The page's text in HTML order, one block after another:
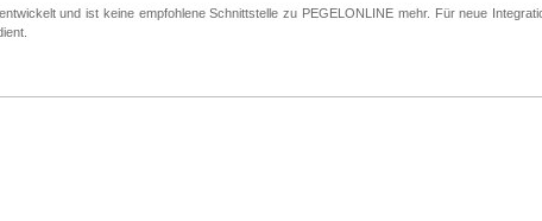
und ist keine empfohlene Schnittstelle zu PEGELONLINE mehr. Für neue